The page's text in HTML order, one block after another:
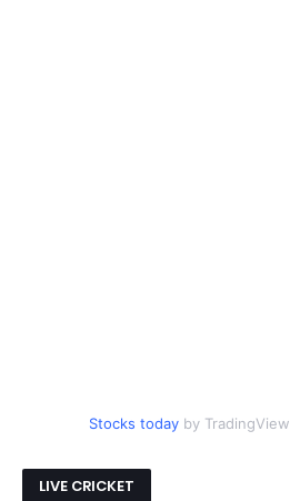
Stocks todayby TradingView
LIVE CRICKET